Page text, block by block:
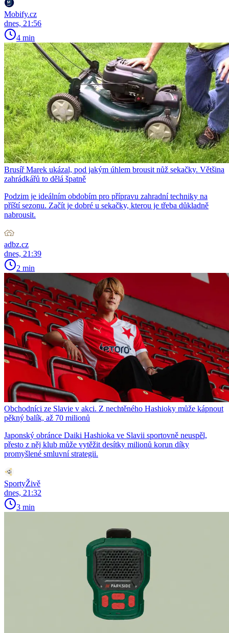
Mobify.cz
dnes, 21:56
4 min
Brusíř Marek ukázal, pod jakým úhlem brousit nůž sekačky. Většina
zahrádkářů to dělá špatně
Podzim je ideálním obdobím pro přípravu zahradní techniky na
příští sezonu. Začít je dobré u sekačky, kterou je třeba důkladně
nabrousit.
adbz.cz
dnes, 21:39
2 min
Obchodníci ze Slavie v akci. Z nechtěného Hashioky může kápnout
pěkný balík, až 70 milionů
Japonský obránce Daiki Hashioka ve Slavii sportovně neuspěl,
přesto z něj klub může vytěžit desítky milionů korun díky
promyšlené smluvní strategii.
SportyŽivě
dnes, 21:32
3 min